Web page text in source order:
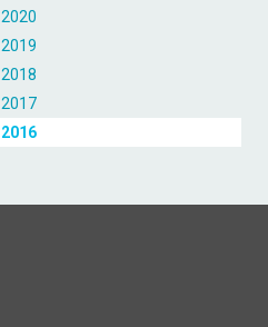
2020
2019
2018
2017
2016